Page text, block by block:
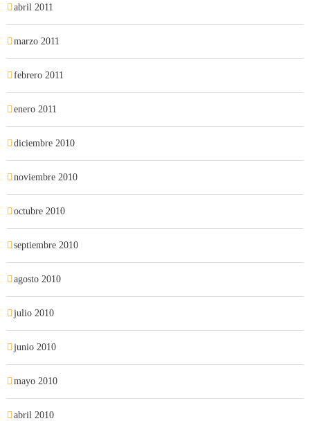
abril 2011
marzo 2011
febrero 2011
enero 2011
diciembre 2010
noviembre 2010
octubre 2010
septiembre 2010
agosto 2010
julio 2010
junio 2010
mayo 2010
abril 2010